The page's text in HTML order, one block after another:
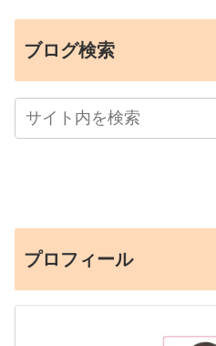
ブログ検索
プロフィール